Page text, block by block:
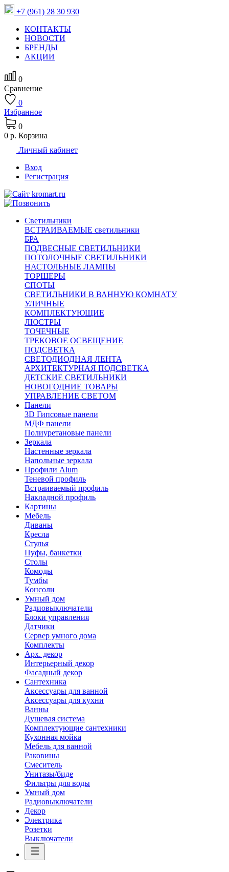
+7 (961) 28 30 930
КОНТАКТЫ
НОВОСТИ
БРЕНДЫ
АКЦИИ
0
Сравнение
0
Избранное
0
0 р. Корзина
Личный кабинет
Вход
Регистрация
Светильники
ВСТРАИВАЕМЫЕ светильники
БРА
ПОДВЕСНЫЕ СВЕТИЛЬНИКИ
ПОТОЛОЧНЫЕ СВЕТИЛЬНИКИ
НАСТОЛЬНЫЕ ЛАМПЫ
ТОРШЕРЫ
СПОТЫ
СВЕТИЛЬНИКИ В ВАННУЮ КОМНАТУ
УЛИЧНЫЕ
КОМПЛЕКТУЮЩИЕ
ЛЮСТРЫ
ТОЧЕЧНЫЕ
ТРЕКОВОЕ ОСВЕЩЕНИЕ
ПОДСВЕТКА
СВЕТОДИОДНАЯ ЛЕНТА
АРХИТЕКТУРНАЯ ПОДСВЕТКА
ДЕТСКИЕ СВЕТИЛЬНИКИ
НОВОГОДНИЕ ТОВАРЫ
УПРАВЛЕНИЕ СВЕТОМ
Панели
3D Гипсовые панели
МДФ панели
Полиуретановые панели
Зеркала
Настенные зеркала
Напольные зеркала
Профили Alum
Теневой профиль
Встраиваемый профиль
Накладной профиль
Картины
Мебель
Диваны
Кресла
Стулья
Пуфы, банкетки
Столы
Комоды
Тумбы
Консоли
Умный дом
Радиовыключатели
Блоки управления
Датчики
Сервер умного дома
Комплекты
Арх. декор
Интерьерный декор
Фасадный декор
Сантехника
Аксессуары для ванной
Аксессуары для кухни
Ванны
Душевая система
Комплектующие сантехники
Кухонная мойка
Мебель для ванной
Раковины
Смеситель
Унитазы/биде
Фильтры для воды
Умный дом
Радиовыключатели
Декор
Электрика
Розетки
Выключатели